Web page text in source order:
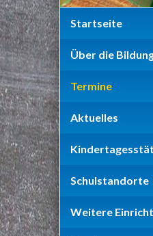
Startseite
Über die
Termine
Aktuelles
Schulstandorte
Weitere